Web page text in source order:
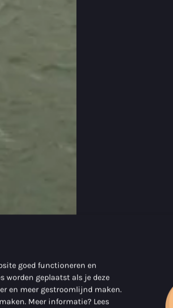
goed functioneren en
worden geplaatst als je deze
en meer gestroomlijnd maken.
Meer informatie? Lees